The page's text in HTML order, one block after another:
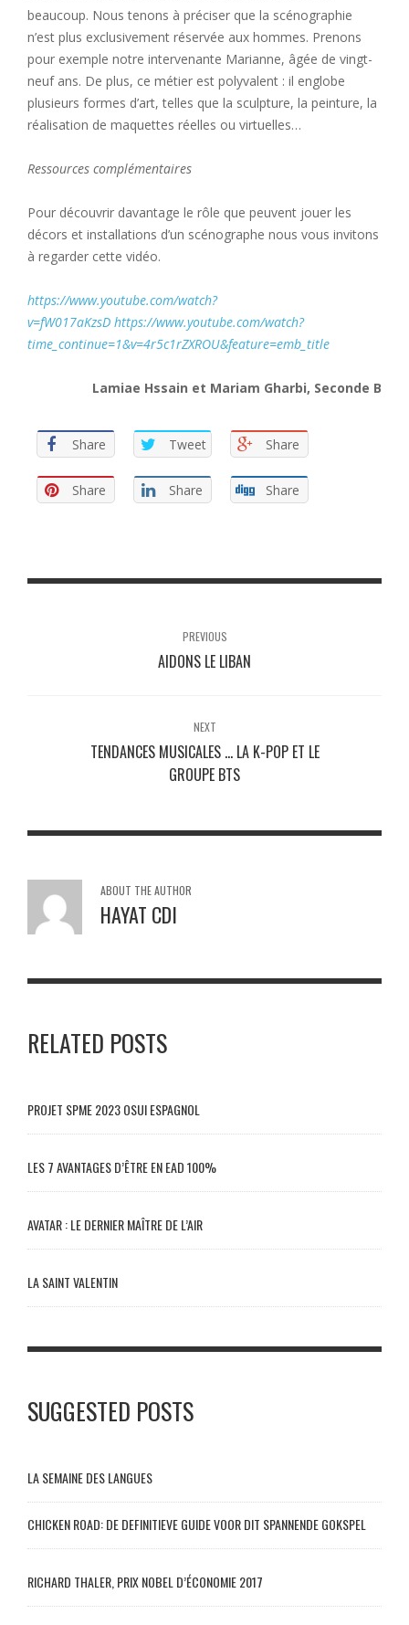
beaucoup. Nous tenons à préciser que la scénographie
n’est plus exclusivement réservée aux hommes. Prenons
pour exemple notre intervenante Marianne, âgée de vingt-
neuf ans. De plus, ce métier est polyvalent : il englobe
plusieurs formes d’art, telles que la sculpture, la peinture, la
réalisation de maquettes réelles ou virtuelles…
Ressources complémentaires
Pour découvrir davantage le rôle que peuvent jouer les
décors et installations d’un scénographe nous vous invitons
à regarder cette vidéo.
https://www.youtube.com/watch?
v=fW017aKzsD https://www.youtube.com/watch?
time_continue=1&v=4r5c1rZXROU&feature=emb_title
Lamiae Hssain et Mariam Gharbi, Seconde B
Share Tweet Share
Share Share Share
PREVIOUS
AIDONS LE LIBAN
NEXT
TENDANCES MUSICALES … LA K-POP ET LE
GROUPE BTS
ABOUT THE AUTHOR
HAYAT CDI
RELATED POSTS
PROJET SPME 2023 OSUI ESPAGNOL
LES 7 AVANTAGES D’ÊTRE EN EAD 100%
AVATAR : LE DERNIER MAÎTRE DE L’AIR
LA SAINT VALENTIN
SUGGESTED POSTS
LA SEMAINE DES LANGUES
CHICKEN ROAD: DE DEFINITIEVE GUIDE VOOR DIT SPANNENDE GOKSPEL
RICHARD THALER, PRIX NOBEL D’ÉCONOMIE 2017